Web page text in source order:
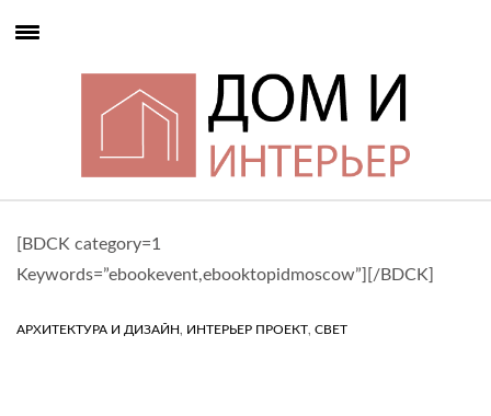
[BDCK category=1
Keywords=”ebookevent,ebooktopidmoscow”][/BDCK]
АРХИТЕКТУРА И ДИЗАЙН, ИНТЕРЬЕР ПРОЕКТ, СВЕТ